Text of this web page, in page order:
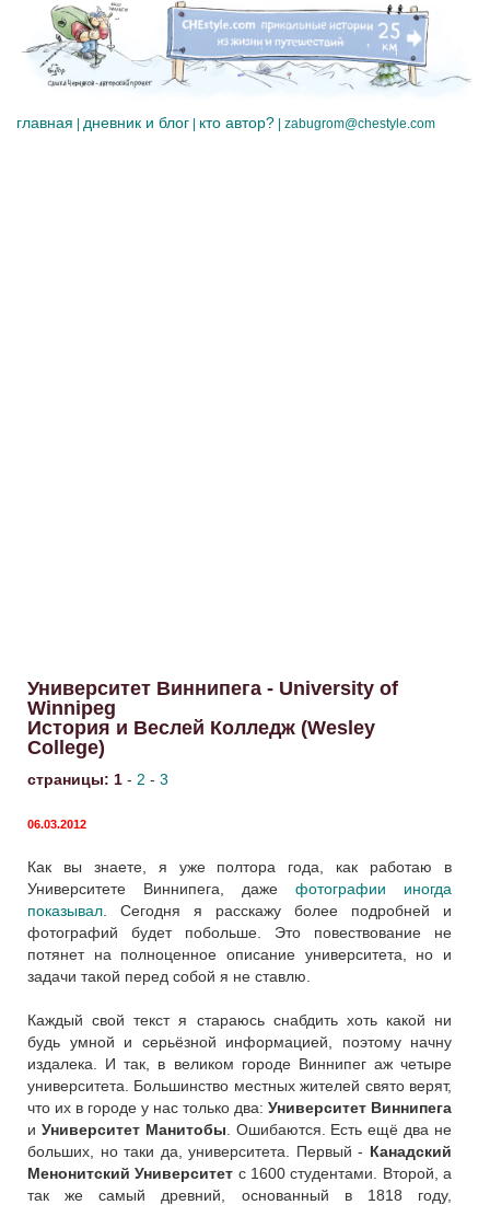
главная | дневник и блог | кто автор? | zabugrom@chestyle.com
Университет Виннипега - University of
Winnipeg
История и Веслей Колледж (Wesley
College)
страницы: 1 - 2 - 3
06.03.2012
Как вы знаете, я уже полтора года, как работаю в
Университете Виннипега, даже фотографии иногда
показывал . Сегодня я расскажу более подробней и
фотографий будет побольше. Это повествование не
потянет на полноценное описание университета, но и
задачи такой перед собой я не ставлю.
Каждый свой текст я стараюсь снабдить хоть какой ни
будь умной и серьёзной информацией, поэтому начну
издалека. И так, в великом городе Виннипег аж четыре
университета. Большинство местных жителей свято верят,
что их в городе у нас только два: Университет Виннипега
и Университет Манитобы . Ошибаются. Есть ещё два не
больших, но таки да, университета. Первый - Канадский
Менонитский Университет с 1600 студентами. Второй, а
так же самый древний, основанный в 1818 году,